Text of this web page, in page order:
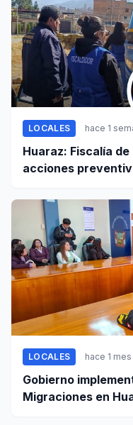
LOCALES hace 1
Huaraz: Fiscalía
acciones
LOCALES hace 1 mes
Gobierno
Migraciones en